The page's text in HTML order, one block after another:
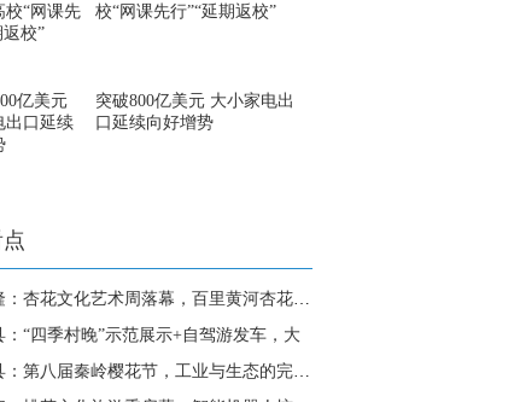
校“网课先行”“延期返校”
突破800亿美元 大小家电出
口延续向好增势
青海化隆：杏花文化艺术周落幕，百里黄河杏花成经
：“四季村晚”示范展示+自驾游发车，大
甘肃徽县：第八届秦岭樱花节，工业与生态的完美融